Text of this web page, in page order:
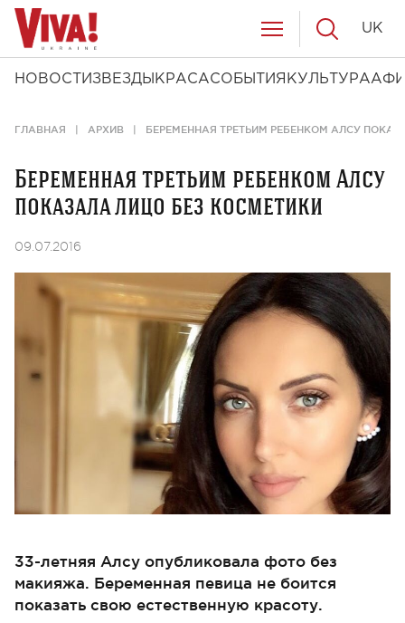
НОВОСТИ ЗВЕЗДЫ КРАСАСОБЫТИЯ КУЛЬТУРА
UK
ГЛАВНАЯ АРХИВ БЕРЕМЕННАЯ ТРЕТЬИМ РЕБЕНКОМ АЛСУ
Беременная третьим ребенком Алсу
показала лицо без косметики
09.07.2016
33-летняя Алсу опубликовала фото без
макияжа. Беременная певица не боится
показать свою естественную красоту.